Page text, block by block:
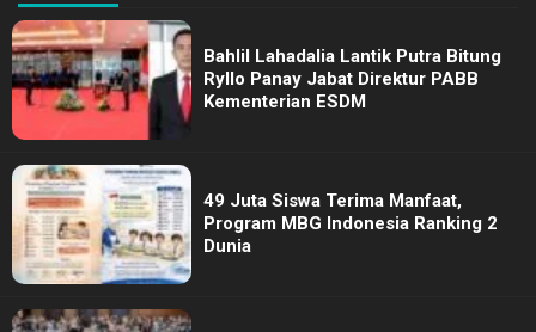
Bahlil Lahadalia Lantik Putra Bitung
Ryllo Panay Jabat Direktur PABB
Kementerian ESDM
49 Juta Siswa Terima Manfaat,
Program MBG Indonesia Ranking 2
Dunia